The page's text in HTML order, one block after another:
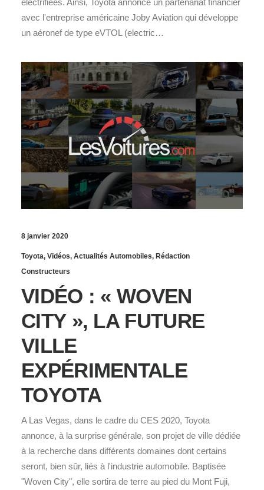
avec l'entreprise américaine Joby Aviation qui développe
un aéronef de type eVTOL (electric…
8 janvier 2020
Toyota, Vidéos, Actualités Automobiles, Rédaction
Constructeurs
VIDÉO : « WOVEN
CITY », LA FUTURE
VILLE
EXPÉRIMENTALE
TOYOTA
A Las Vegas, dans le cadre du CES 2020, Toyota
annonce, à la surprise générale, son projet de ville dédiée
à la recherche dans différents domaines dont certains
seront, bien sûr, liés à l'industrie automobile. Baptisée
"Woven City", elle sortira de terre au pied du Mont Fuji,